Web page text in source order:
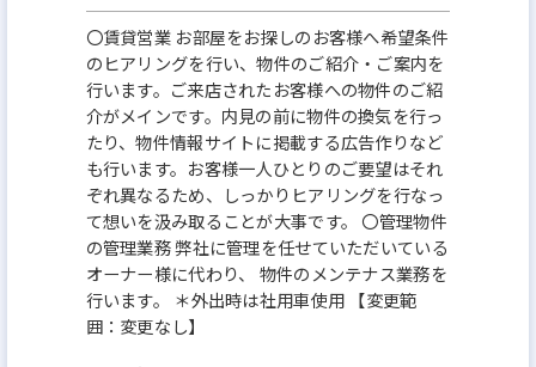
〇賃貸営業 お部屋をお探しのお客様へ希望条件
のヒアリングを行い、物件のご紹介・ご案内を
行います。ご来店されたお客様への物件のご紹
介がメインです。内見の前に物件の換気を行っ
たり、物件情報サイトに掲載する広告作りなど
も行います。お客様一人ひとりのご要望はそれ
ぞれ異なるため、しっかりヒアリングを行なっ
て想いを汲み取ることが大事です。 〇管理物件
の管理業務 弊社に管理を任せていただいている
オーナー様に代わり、 物件のメンテナス業務を
行います。 ＊外出時は社用車使用 【変更範
囲：変更なし】